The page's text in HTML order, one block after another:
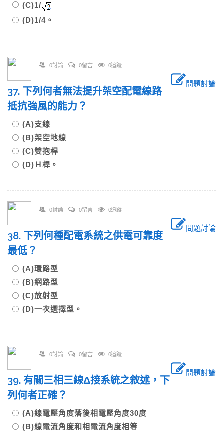
(C)1/
(D)1/4。
0討論 0留言 0追蹤
問題討論
37. 下列何者無法提升架空配電線路
抵抗強風的能力？
(A)支線
(B)架空地線
(C)雙抱桿
(D)Ｈ桿。
0討論 0留言 0追蹤
問題討論
38. 下列何種配電系統之供電可靠度
最低？
(A)環路型
(B)網路型
(C)放射型
(D)一次選擇型。
0討論 0留言 0追蹤
問題討論
39. 有關三相三線Δ接系統之敘述，下
列何者正確？
(A)線電壓角度落後相電壓角度30度
(B)線電流角度和相電流角度相等